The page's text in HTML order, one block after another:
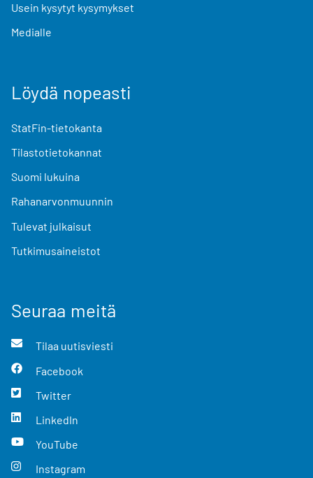
Usein kysytyt kysymykset
Medialle
Löydä nopeasti
StatFin-tietokanta
Tilastotietokannat
Suomi lukuina
Rahanarvonmuunnin
Tulevat julkaisut
Tutkimusaineistot
Seuraa meitä
Tilaa uutisviesti
Facebook
Twitter
LinkedIn
YouTube
Instagram